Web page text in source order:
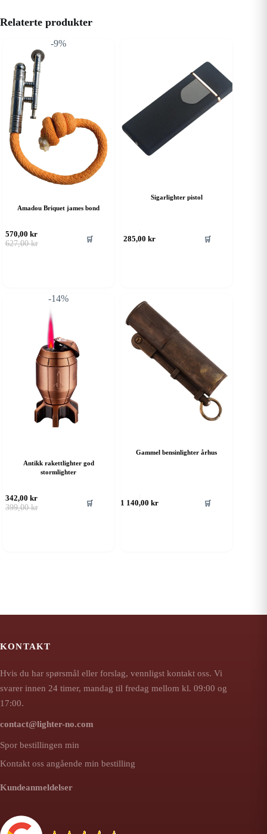
Relaterte produkter
-9%
Amadou Briquet james bond
627,00kr
Opprinnelig
570,00kr
Nåværende
🛒
Sigarlighter pistol
285,00kr 🛒
-14%
Antikk rakettlighter god
stormlighter
399,00kr
Opprinnelig
342,00kr
Nåværende
🛒
Gammel bensinlighter århus
1 140,00kr 🛒
KONTAKT
Hvis du har spørsmål eller forslag, vennligst kontakt oss. Vi
svarer innen 24 timer, mandag til fredag mellom kl. 09:00 og
17:00.
contact@lighter-no.com
Spor bestillingen min
Kontakt oss angående min bestilling
Kundeanmeldelser